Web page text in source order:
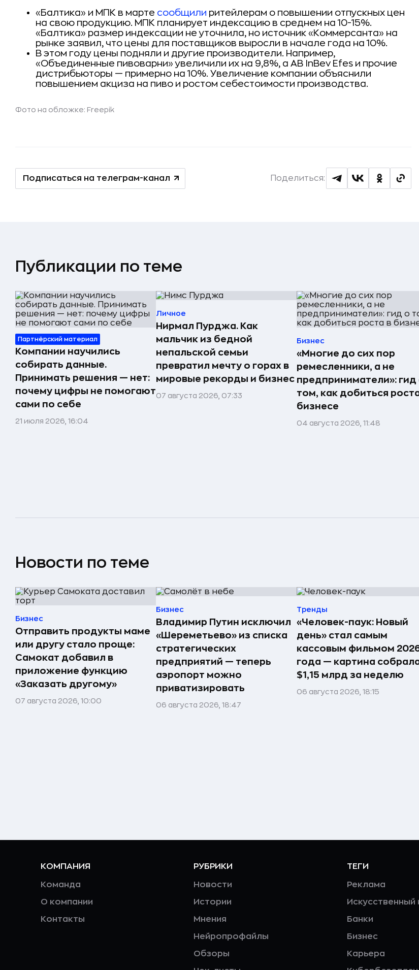
«Балтика» и МПК в марте сообщили ритейлерам о повышении отпускных цен
на свою продукцию. МПК планирует индексацию в среднем на 10-15%.
«Балтика» размер индексации не уточнила, но источник «Коммерсанта» на
рынке заявил, что цены для поставщиков выросли в начале года на 10%.
В этом году цены подняли и другие производители. Например,
«Объединенные пивоварни» увеличили их на 9,8%, а AB InBev Efes и прочие
дистрибьюторы — примерно на 10%. Увеличение компании объяснили
повышением акциза на пиво и ростом себестоимости производства.
Фото на обложке: Freepik
Подписаться на телеграм-канал Поделиться:
Публикации по теме
Партнёрский материал
Компании научились
собирать данные.
Принимать решения — нет:
почему цифры не помогают
сами по себе
21 июля 2026, 16:04
Личное
Нирмал Пурджа. Как
мальчик из бедной
непальской семьи
превратил мечту о горах в
мировые рекорды и бизнес
07 августа 2026, 07:33
Бизнес
«Многие до сих пор
ремесленники, а не
предприниматели»: гид
том, как добиться
бизнесе
04 августа 2026, 11:48
Новости по теме
Бизнес
Отправить продукты маме
или другу стало проще:
Самокат добавил в
приложение функцию
«Заказать другому»
07 августа 2026, 10:00
Бизнес
Владимир Путин исключил
«Шереметьево» из списка
стратегических
предприятий — теперь
аэропорт можно
приватизировать
06 августа 2026, 18:47
Тренды
«Человек-паук: Новый
день» стал самым
кассовым фильмом
года — картина
$1,15 млрд за неделю
06 августа 2026, 18:15
КОМПАНИЯ
Команда
О компании
Контакты
РУБРИКИ
Новости
Истории
Мнения
Нейропрофайлы
Обзоры
ТЕГИ
Реклама
Искусственный
Банки
Бизнес
Карьера